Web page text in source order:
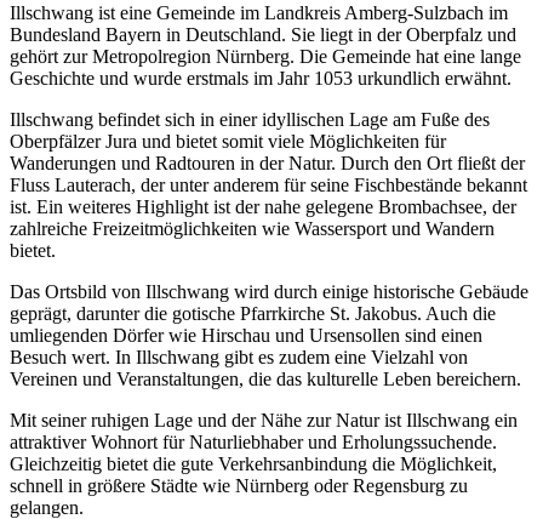
Illschwang ist eine Gemeinde im Landkreis Amberg-Sulzbach im
Bundesland Bayern in Deutschland. Sie liegt in der Oberpfalz und
gehört zur Metropolregion Nürnberg. Die Gemeinde hat eine lange
Geschichte und wurde erstmals im Jahr 1053 urkundlich erwähnt.
Illschwang befindet sich in einer idyllischen Lage am Fuße des
Oberpfälzer Jura und bietet somit viele Möglichkeiten für
Wanderungen und Radtouren in der Natur. Durch den Ort fließt der
Fluss Lauterach, der unter anderem für seine Fischbestände bekannt
ist. Ein weiteres Highlight ist der nahe gelegene Brombachsee, der
zahlreiche Freizeitmöglichkeiten wie Wassersport und Wandern
bietet.
Das Ortsbild von Illschwang wird durch einige historische Gebäude
geprägt, darunter die gotische Pfarrkirche St. Jakobus. Auch die
umliegenden Dörfer wie Hirschau und Ursensollen sind einen
Besuch wert. In Illschwang gibt es zudem eine Vielzahl von
Vereinen und Veranstaltungen, die das kulturelle Leben bereichern.
Mit seiner ruhigen Lage und der Nähe zur Natur ist Illschwang ein
attraktiver Wohnort für Naturliebhaber und Erholungssuchende.
Gleichzeitig bietet die gute Verkehrsanbindung die Möglichkeit,
schnell in größere Städte wie Nürnberg oder Regensburg zu
gelangen.